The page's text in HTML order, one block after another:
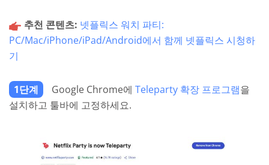
추천 콘텐츠: 넷플릭스 워치 파티:
PC/Mac/iPhone/iPad/Android에서 함께 넷플릭스 시청하
기
1단계 Google Chrome에 Teleparty 확장 프로그램을
설치하고 툴바에 고정하세요.